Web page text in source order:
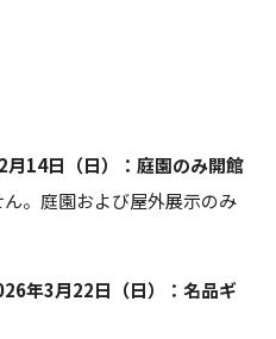
14日（日）：庭園のみ開館
。庭園および屋外展示のみ
年3月22日（日）：名品ギ